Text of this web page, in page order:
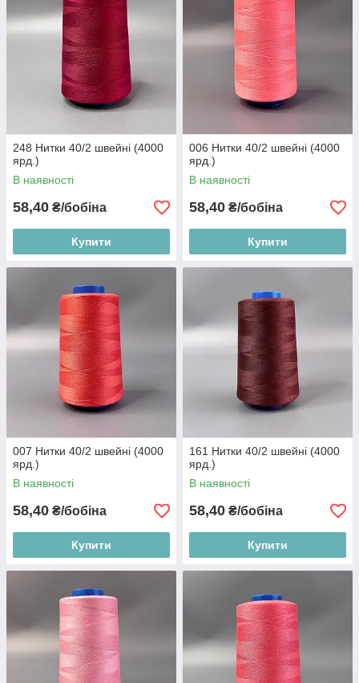
248 Нитки 40/2 швейні (4000
ярд.)
В наявності
58,40 ₴/бобіна
Купити
006 Нитки 40/2 швейні (4000
ярд.)
В наявності
58,40 ₴/бобіна
Купити
007 Нитки 40/2 швейні (4000
ярд.)
В наявності
58,40 ₴/бобіна
Купити
161 Нитки 40/2 швейні (4000
ярд.)
В наявності
58,40 ₴/бобіна
Купити